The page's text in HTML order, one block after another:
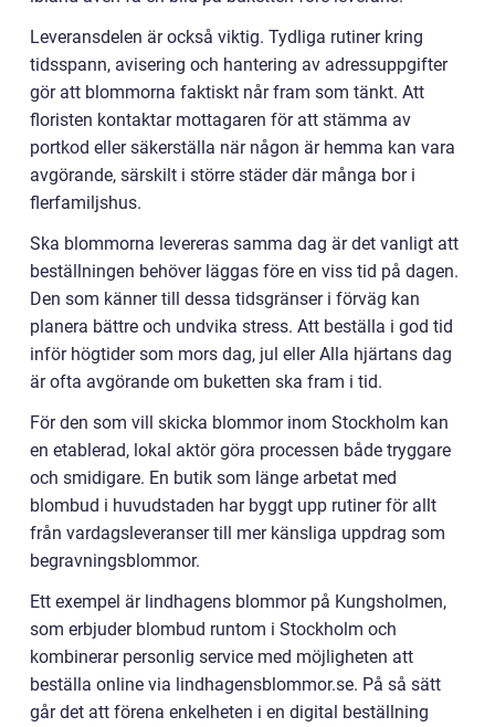
Leveransdelen är också viktig. Tydliga rutiner kring
tidsspann, avisering och hantering av adressuppgifter
gör att blommorna faktiskt når fram som tänkt. Att
floristen kontaktar mottagaren för att stämma av
portkod eller säkerställa när någon är hemma kan vara
avgörande, särskilt i större städer där många bor i
flerfamiljshus.
Ska blommorna levereras samma dag är det vanligt att
beställningen behöver läggas före en viss tid på dagen.
Den som känner till dessa tidsgränser i förväg kan
planera bättre och undvika stress. Att beställa i god tid
inför högtider som mors dag, jul eller Alla hjärtans dag
är ofta avgörande om buketten ska fram i tid.
För den som vill skicka blommor inom Stockholm kan
en etablerad, lokal aktör göra processen både tryggare
och smidigare. En butik som länge arbetat med
blombud i huvudstaden har byggt upp rutiner för allt
från vardagsleveranser till mer känsliga uppdrag som
begravningsblommor.
Ett exempel är lindhagens blommor på Kungsholmen,
som erbjuder blombud runtom i Stockholm och
kombinerar personlig service med möjligheten att
beställa online via lindhagensblommor.se. På så sätt
går det att förena enkelheten i en digital beställning